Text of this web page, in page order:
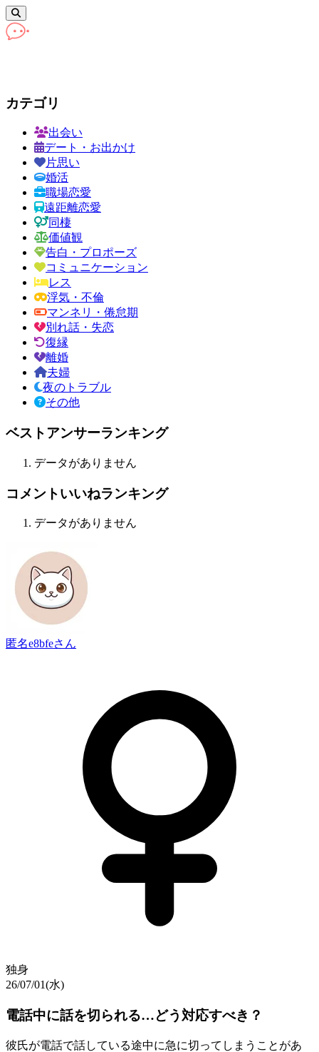
カテゴリ
出会い
デート・お出かけ
片思い
婚活
職場恋愛
遠距離恋愛
同棲
価値観
告白・プロポーズ
コミュニケーション
レス
浮気・不倫
マンネリ・倦怠期
別れ話・失恋
復縁
離婚
夫婦
夜のトラブル
その他
ベストアンサーランキング
データがありません
コメントいいねランキング
データがありません
匿名e8bfeさん
独身
26/07/01(水)
電話中に話を切られる…どう対応すべき？
彼氏が電話で話している途中に急に切ってしまうことがあ